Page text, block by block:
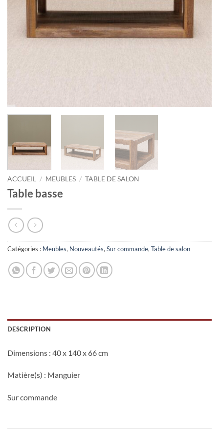
ACCUEIL / MEUBLES / TABLE DE SALON
Table basse
Catégories : Meubles, Nouveautés, Sur commande, Table de salon
DESCRIPTION
Dimensions : 40 x 140 x 66 cm
Matière(s) : Manguier
Sur commande